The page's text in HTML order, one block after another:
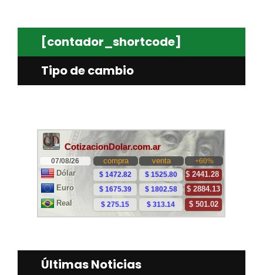
[contador_shortcode]
Tipo de cambio
Últimas Noticias